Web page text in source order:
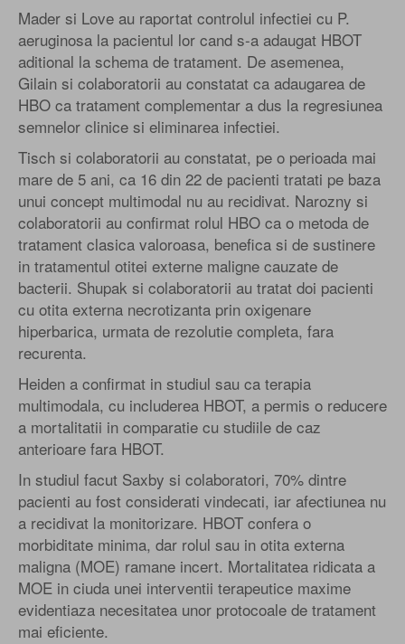
Mader si Love au raportat controlul infectiei cu P.
aeruginosa la pacientul lor cand s-a adaugat HBOT
aditional la schema de tratament. De asemenea,
Gilain si colaboratorii au constatat ca adaugarea de
HBO ca tratament complementar a dus la regresiunea
semnelor clinice si eliminarea infectiei.
Tisch si colaboratorii au constatat, pe o perioada mai
mare de 5 ani, ca 16 din 22 de pacienti tratati pe baza
unui concept multimodal nu au recidivat. Narozny si
colaboratorii au confirmat rolul HBO ca o metoda de
tratament clasica valoroasa, benefica si de sustinere
in tratamentul otitei externe maligne cauzate de
bacterii. Shupak si colaboratorii au tratat doi pacienti
cu otita externa necrotizanta prin oxigenare
hiperbarica, urmata de rezolutie completa, fara
recurenta.
Heiden a confirmat in studiul sau ca terapia
multimodala, cu includerea HBOT, a permis o reducere
a mortalitatii in comparatie cu studiile de caz
anterioare fara HBOT.
In studiul facut Saxby si colaboratori, 70% dintre
pacienti au fost considerati vindecati, iar afectiunea nu
a recidivat la monitorizare. HBOT confera o
morbiditate minima, dar rolul sau in otita externa
maligna (MOE) ramane incert. Mortalitatea ridicata a
MOE in ciuda unei interventii terapeutice maxime
evidentiaza necesitatea unor protocoale de tratament
mai eficiente.